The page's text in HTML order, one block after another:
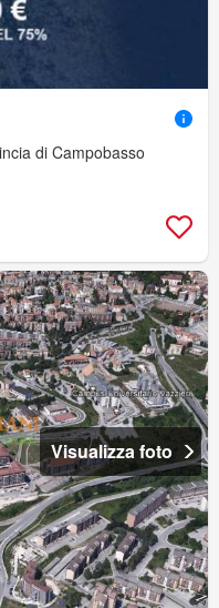
di Campobasso
Visualizza foto